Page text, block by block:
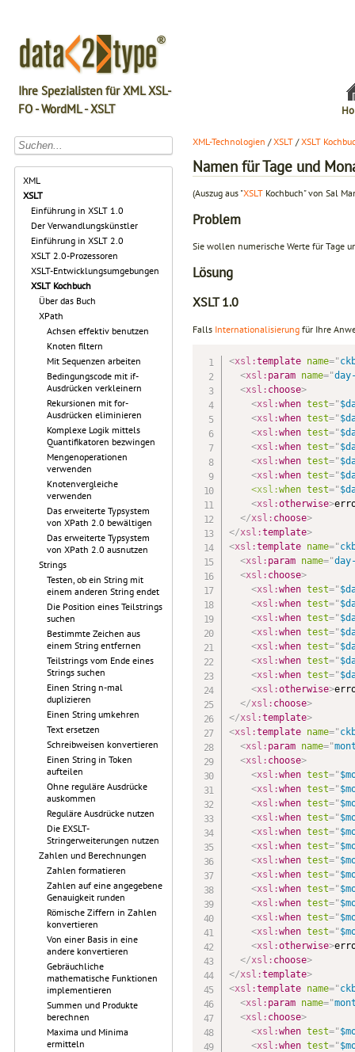
Ihre Spezialisten für XML XSL-
FO - WordML - XSLT
XML
XSLT
Einführung in XSLT 1.0
Der Verwandlungskünstler
Einführung in XSLT 2.0
XSLT 2.0-Prozessoren
XSLT-Entwicklungsumgebungen
XSLT Kochbuch
Über das Buch
XPath
Achsen effektiv benutzen
Knoten filtern
Mit Sequenzen arbeiten
Bedingungscode mit if-
Ausdrücken verkleinern
Rekursionen mit for-
Ausdrücken eliminieren
Komplexe Logik mittels
Quantifikatoren bezwingen
Mengenoperationen
verwenden
Knotenvergleiche
verwenden
Das erweiterte Typsystem
von XPath 2.0 bewältigen
Das erweiterte Typsystem
von XPath 2.0 ausnutzen
Strings
Testen, ob ein String mit
einem anderen String endet
Die Position eines Teilstrings
suchen
Bestimmte Zeichen aus
einem String entfernen
Teilstrings vom Ende eines
Strings suchen
Einen String n-mal
duplizieren
Einen String umkehren
Text ersetzen
Schreibweisen konvertieren
Einen String in Token
aufteilen
Ohne reguläre Ausdrücke
auskommen
Reguläre Ausdrücke nutzen
Die EXSLT-
Stringerweiterungen nutzen
Zahlen und Berechnungen
Zahlen formatieren
Zahlen auf eine angegebene
Genauigkeit runden
Römische Ziffern in Zahlen
konvertieren
Von einer Basis in eine
andere konvertieren
Gebräuchliche
mathematische Funktionen
implementieren
Summen und Produkte
berechnen
Maxima und Minima
ermitteln
XML-Technologien /XSLT /XSLT
Namen für Tage und
(Auszug aus "XSLT Kochbuch" von Sal
Problem
Sie wollen numerische Werte für Tage
Lösung
XSLT 1.0
Falls Internationalisierung für Ihre
<xsl:template name="
<xsl: param name="
<xsl: choose>
<xsl:when test="
<xsl:when test="
<xsl:when test="
<xsl:when test="
<xsl:when test="
<xsl:when test="
<xsl:when test="
<xsl:otherwise>
</xsl: choose>
</xsl:template>
<xsl:template name="
<xsl: param name="
<xsl: choose>
<xsl:when test="
<xsl:when test="
<xsl:when test="
<xsl:when test="
<xsl:when test="
<xsl:when test="
<xsl:when test="
<xsl:otherwise>
</xsl: choose>
</xsl:template>
<xsl:template name="
<xsl: param name="
<xsl: choose>
<xsl:when test="
<xsl:when test="
<xsl:when test="
<xsl:when test="
<xsl:when test="
<xsl:when test="
<xsl:when test="
<xsl:when test="
<xsl:when test="
<xsl:when test="
<xsl:when test="
<xsl:when test="
<xsl:otherwise>
</xsl: choose>
</xsl:template>
<xsl:template name="
<xsl: param name="
<xsl: choose>
<xsl:when test="
<xsl:when test="